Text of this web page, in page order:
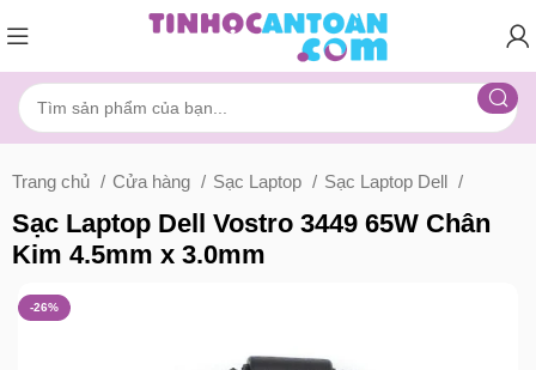
Trang chủ Cửa hàng Sạc Laptop Sạc Laptop Dell
Sạc Laptop Dell Vostro 3449 65W Chân
Kim 4.5mm x 3.0mm
-26%